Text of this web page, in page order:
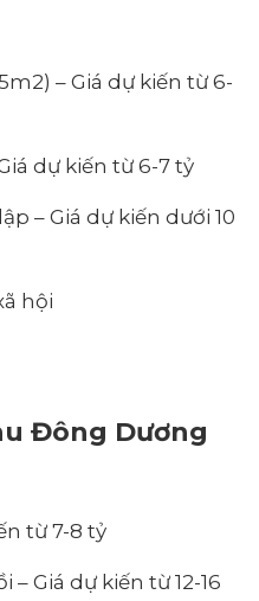
– Giá dự kiến từ 6-
dự kiến từ 6-7 tỷ
– Giá dự kiến dưới 10
hội
Đông Dương
từ 7-8 tỷ
Giá dự kiến từ 12-16